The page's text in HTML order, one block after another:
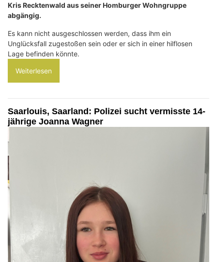
Kris Recktenwald aus seiner Homburger Wohngruppe
abgängig.
Es kann nicht ausgeschlossen werden, dass ihm ein
Unglücksfall zugestoßen sein oder er sich in einer hilflosen
Lage befinden könnte.
Weiterlesen
Saarlouis, Saarland: Polizei sucht vermisste 14-
jährige Joanna Wagner